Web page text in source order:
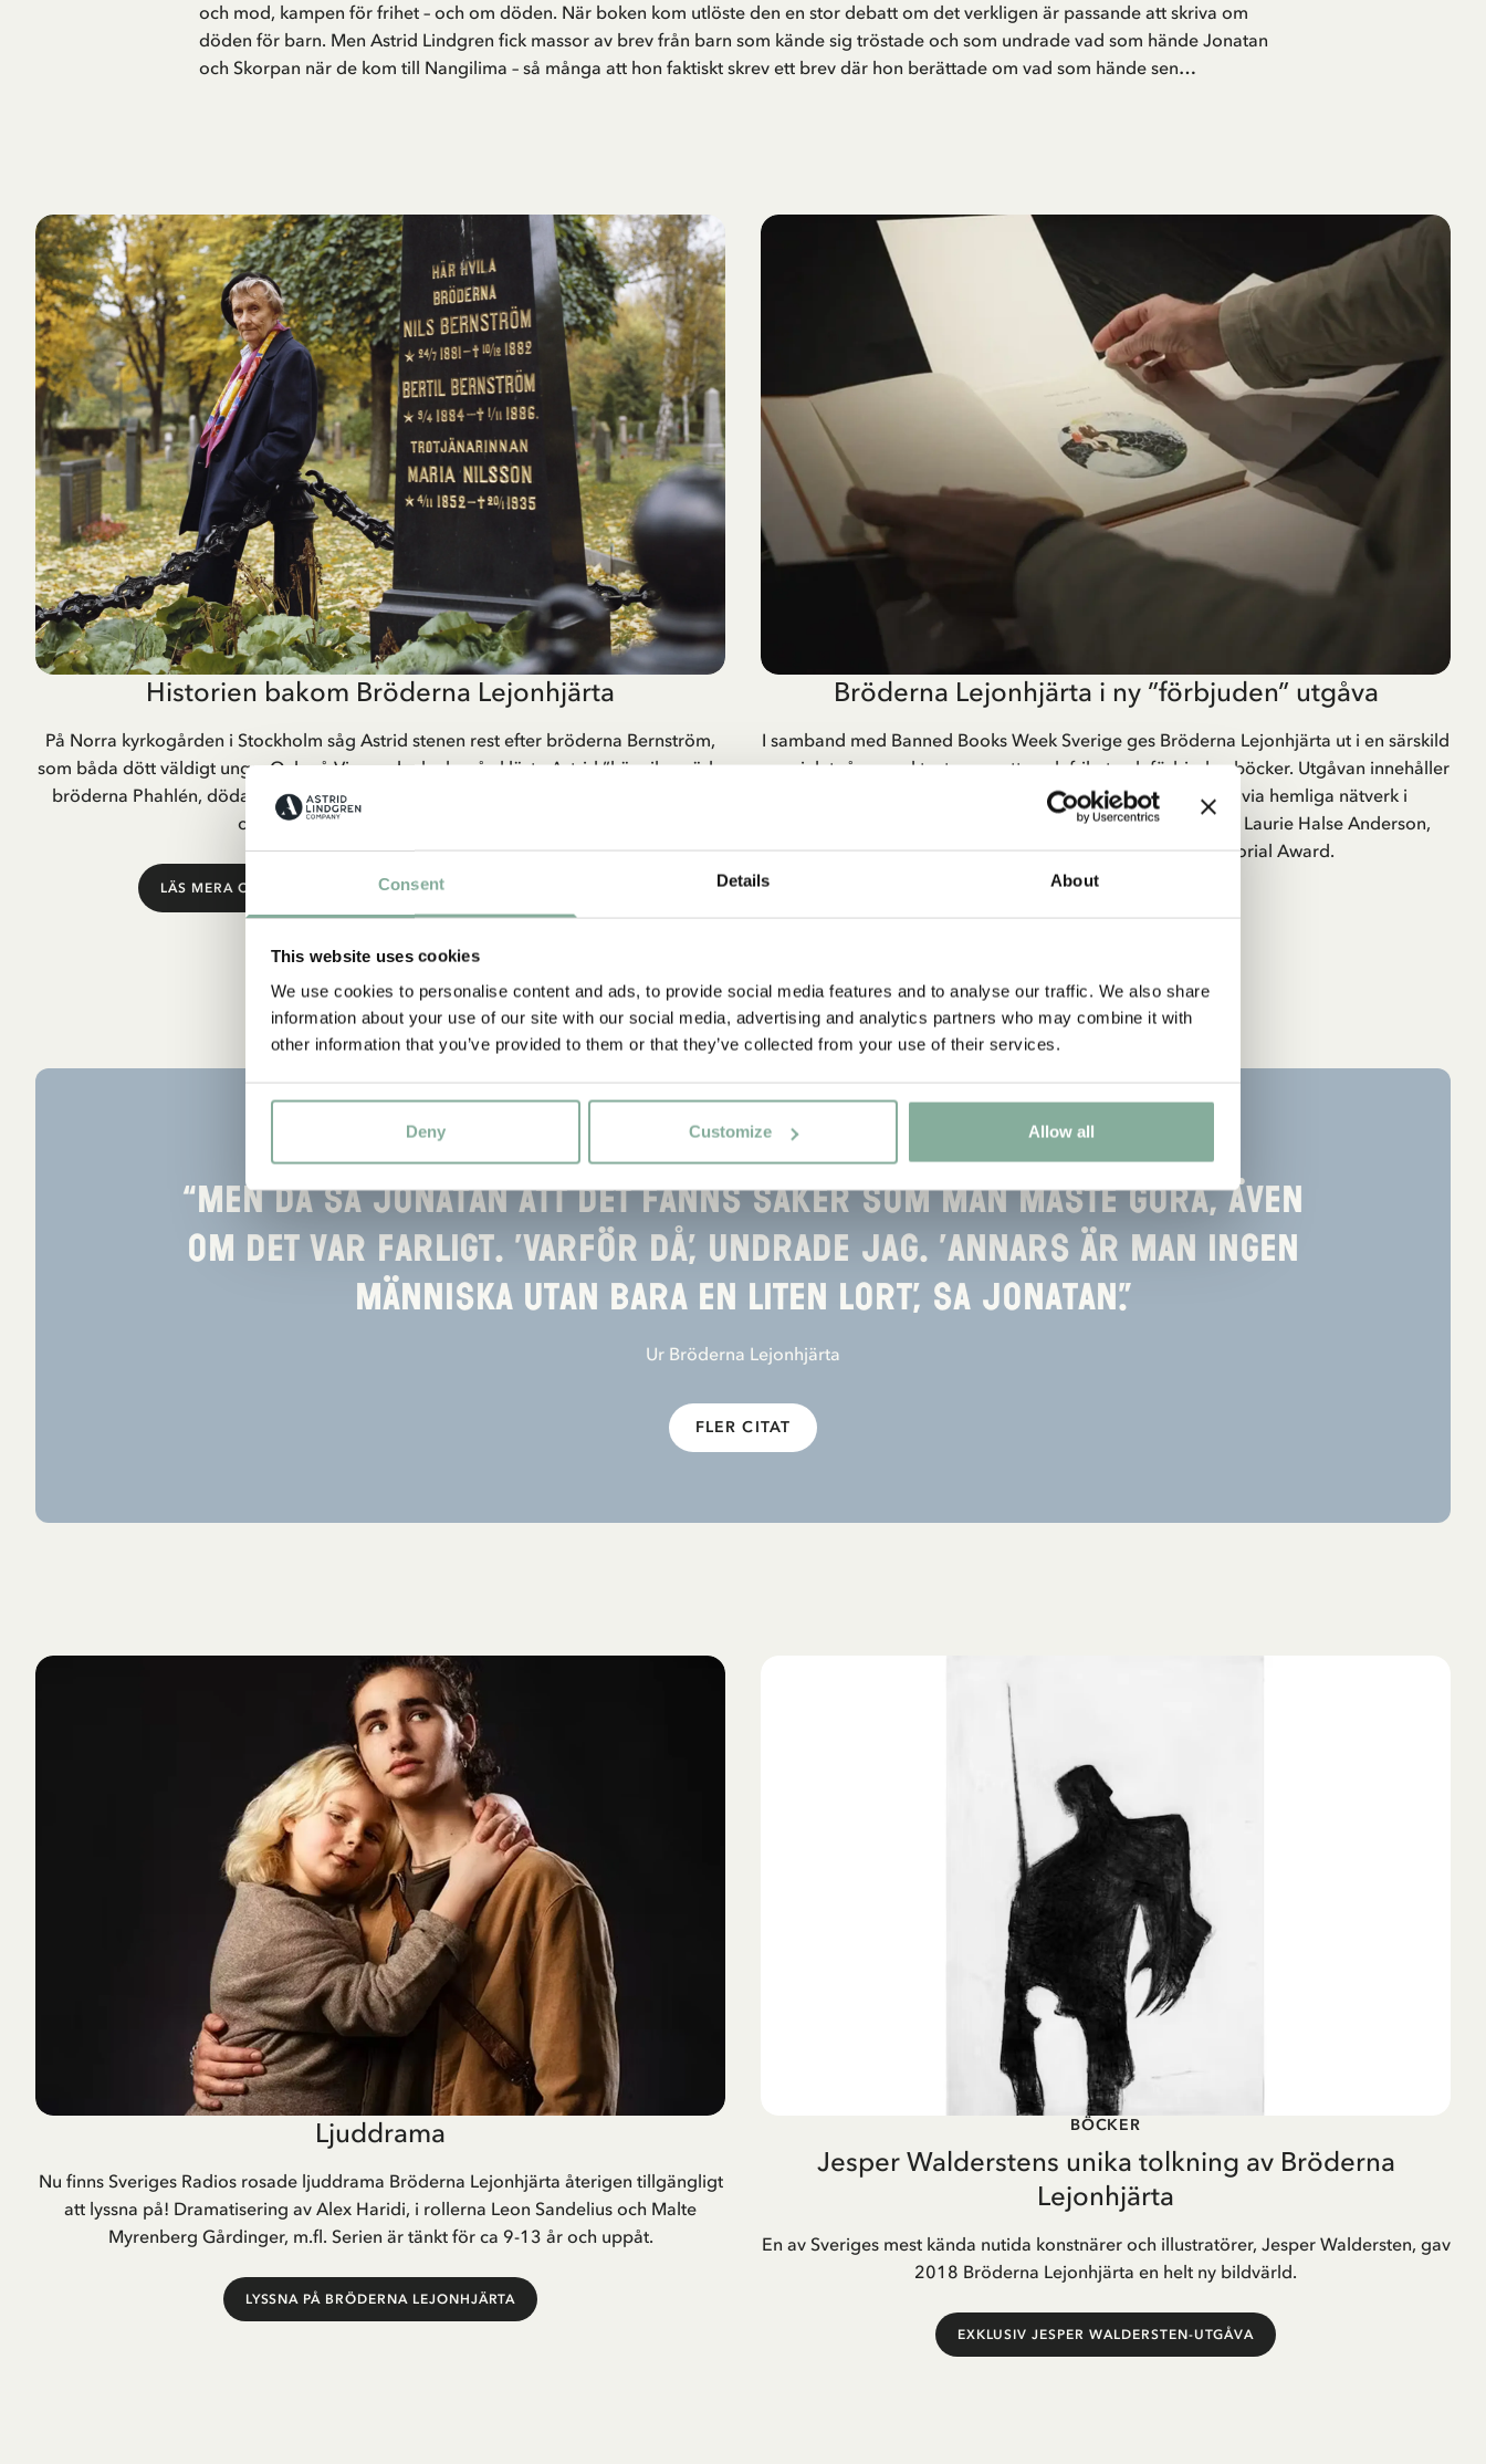
Consent Details About
This website uses cookies
We use cookies to personalise content and ads, to provide social media features and to analyse our traffic. We also share
information about your use of our site with our social media, advertising and analytics partners who may combine it with
other information that you’ve provided to them or that they’ve collected from your use of their services.
Deny Customize Allow all
och mod, kampen för frihet – och om döden. När boken kom utlöste den en stor debatt om det verkligen är passande att skriva om
döden för barn. Men Astrid Lindgren fick massor av brev från barn som kände sig tröstade och som undrade vad som hände Jonatan
och Skorpan när de kom till Nangilima – så många att hon faktiskt skrev ett brev där hon berättade om vad som hände sen…
Historien bakom Bröderna Lejonhjärta
På Norra kyrkogården i Stockholm såg Astrid stenen rest efter bröderna Bernström,
som båda dött väldigt unga. Och på Vimmerby kyrkogård läste Astrid ”här vila späda
bröderna Phahlén, döda 1860”. ”Då visste jag att det skulle bli en saga om döden
och om två bröder”, har Astrid sagt.
LÄS MERA OM HISTORIEN BAKOM BRÖDERNA LEJONHJÄRTA
Bröderna Lejonhjärta i ny ”förbjuden” utgåva
I samband med Banned Books Week Sverige ges Bröderna Lejonhjärta ut i en särskild
specialutgåva med texter om yttrandefrihet och förbjudna böcker. Utgåvan innehåller
även information om hur Bröderna Lejonhjärta spreds via hemliga nätverk i
Tjeckoslovakien på 80-talet och avslutas med efterord av Laurie Halse Anderson,
2023 års mottagare av Astrid Lindgren Memorial Award.
“Men då sa Jonatan att det fanns saker som man måste göra, även
om det var farligt. ’Varför då’, undrade jag. ’Annars är man ingen
människa utan bara en liten lort’, sa Jonatan.”
Ur Bröderna Lejonhjärta
FLER CITAT
Ljuddrama
Nu finns Sveriges Radios rosade ljuddrama Bröderna Lejonhjärta återigen tillgängligt
att lyssna på! Dramatisering av Alex Haridi, i rollerna Leon Sandelius och Malte
Myrenberg Gårdinger, m.fl. Serien är tänkt för ca 9-13 år och uppåt.
LYSSNA PÅ BRÖDERNA LEJONHJÄRTA
BÖCKER
Jesper Walderstens unika tolkning av Bröderna
Lejonhjärta
En av Sveriges mest kända nutida konstnärer och illustratörer, Jesper Waldersten, gav
2018 Bröderna Lejonhjärta en helt ny bildvärld.
EXKLUSIV JESPER WALDERSTEN-UTGÅVA